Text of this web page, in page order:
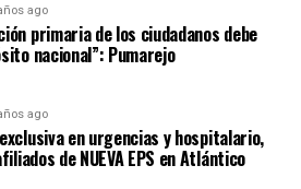
ago
primaria de los ciudadanos debe
nacional”: Pumarejo
ago
en urgencias y hospitalario,
de NUEVA EPS en Atlántico